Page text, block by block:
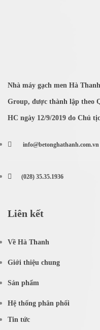
Nhà máy gạch men Hà
Group, được thành lập theo
HC ngày 12/9/2019 do Chủ
info@betonghathanh.com.vn
(028) 35.35.1936
Liên kết
Về Hà Thanh
Giới thiệu chung
Sản phẩm
Hệ thống phân phối
Tin tức